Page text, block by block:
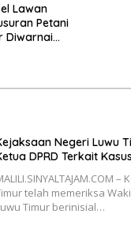
Lawan
Petani
Diwarnai
Negeri Luwu
Ketua DPRD
telah memeriksa
Timur berinisial…